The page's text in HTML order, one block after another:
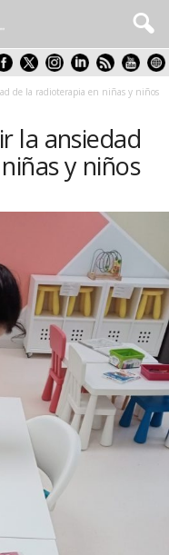
de la radioterapia en niñas y niños
la ansiedad
y niños